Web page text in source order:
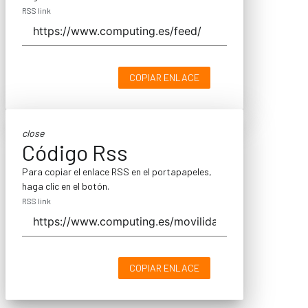
RSS link
COPIAR ENLACE
close
Código Rss
Para copiar el enlace RSS en el portapapeles,
haga clic en el botón.
RSS link
COPIAR ENLACE